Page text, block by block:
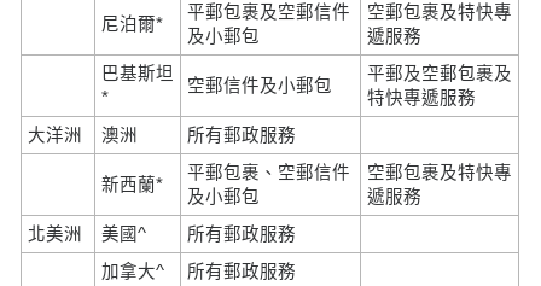
尼泊爾*
平郵包裹及空郵信件
及小郵包
空郵包裹及特快專
遞服務
巴基斯坦
*
空郵信件及小郵包
平郵及空郵包裹及
特快專遞服務
大洋洲
澳洲 所有郵政服務
新西蘭*
平郵包裹、空郵信件
及小郵包
空郵包裹及特快專
遞服務
北美洲
美國^
所有郵政服務
加拿大^
所有郵政服務